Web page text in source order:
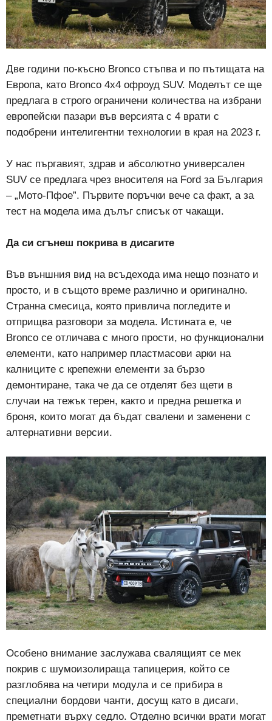
Две години по-късно Bronco стъпва и по пътищата на
Европа, като Bronco 4х4 офроуд SUV. Моделът се ще
предлага в строго ограничени количества на избрани
европейски пазари във версията с 4 врати с
подобрени интелигентни технологии в края на 2023 г.
У нас пъргавият, здрав и абсолютно универсален
SUV се предлага чрез вносителя на Ford за България
– „Мото-Пфое”. Първите поръчки вече са факт, а за
тест на модела има дълъг списък от чакащи.
Да си сгънеш покрива в дисагите
Във външния вид на всъдехода има нещо познато и
просто, и в същото време различно и оригинално.
Странна смесица, която привлича погледите и
отприщва разговори за модела. Истината е, че
Bronco се отличава с много прости, но функционални
елементи, като например пластмасови арки на
калниците с крепежни елементи за бързо
демонтиране, така че да се отделят без щети в
случаи на тежък терен, както и предна решетка и
броня, които могат да бъдат свалени и заменени с
алтернативни версии.
Особено внимание заслужава свалящият се мек
покрив с шумоизолираща тапицерия, който се
разглобява на четири модула и се прибира в
специални бордови чанти, досущ като в дисаги,
преметнати върху седло. Отделно всички врати могат